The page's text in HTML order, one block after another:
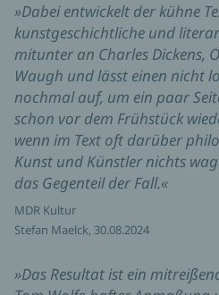
»Dabei entwickelt der kühne
kunstgeschichtliche und
mitunter an Charles Dickens,
Waugh und lässt einen nicht
nochmal auf, um ein paar
schon vor dem Frühstück
wenn im Text oft darüber
Kunst und Künstler nichts
das Gegenteil der Fall.«
MDR Kultur
Stefan Maelck, 30.08.2024
»Das Resultat ist ein